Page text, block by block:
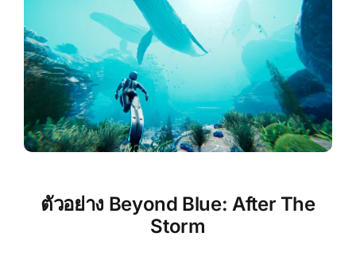
ตัวอย่าง Beyond Blue: After The
Storm